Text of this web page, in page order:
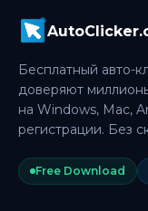
Бесплатный авто-
доверяют
на Windows, Mac,
регистрации. Без
Free Download